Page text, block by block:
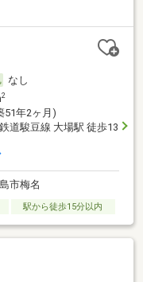
なし
2
51年2ヶ月)
道駿豆線 大場駅 徒歩13
市梅名
駅から徒歩15分以内